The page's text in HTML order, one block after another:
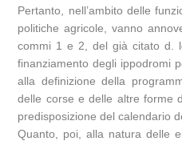
Pertanto, nell’ambito delle
politiche agricole, vanno
commi 1 e 2, del già citato d.
finanziamento degli ippodromi
alla definizione della
delle corse e delle altre forme
predisposizione del calendario
Quanto, poi, alla natura delle